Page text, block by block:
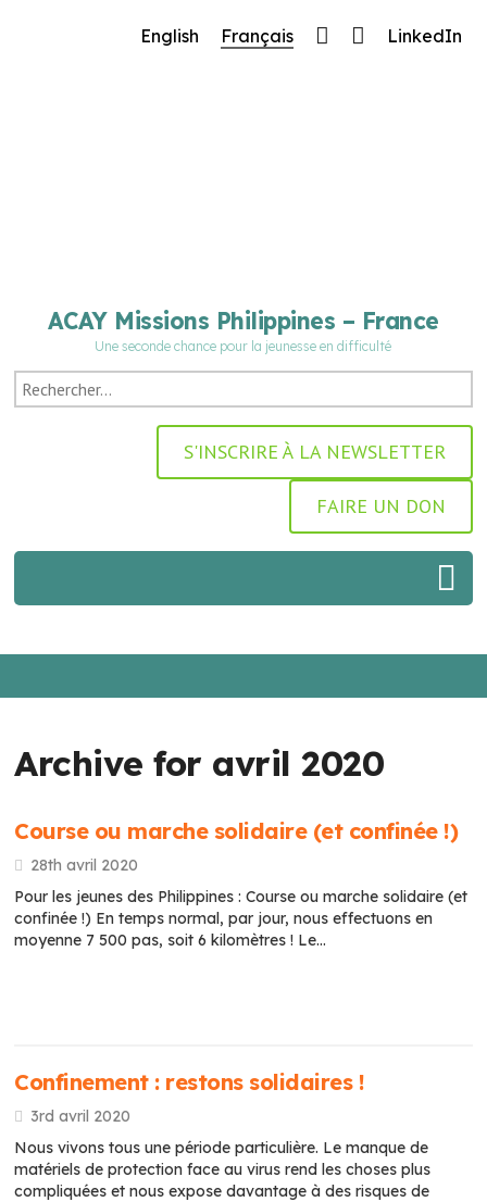
LinkedIn
Français
English
ACAY Missions Philippines – France
Une seconde chance pour la jeunesse en difficulté
S'INSCRIRE À LA NEWSLETTER
FAIRE UN DON
Archive for avril 2020
Course ou marche solidaire (et confinée !)
28th avril 2020
Pour les jeunes des Philippines : Course ou marche solidaire (et
confinée !) En temps normal, par jour, nous effectuons en
moyenne 7 500 pas, soit 6 kilomètres ! Le…
Confinement : restons solidaires !
3rd avril 2020
Nous vivons tous une période particulière. Le manque de
matériels de protection face au virus rend les choses plus
compliquées et nous expose davantage à des risques de
🔧 Notre site fait peau neuve ! Informations et
charte graphique en cours de mise à jour : merci